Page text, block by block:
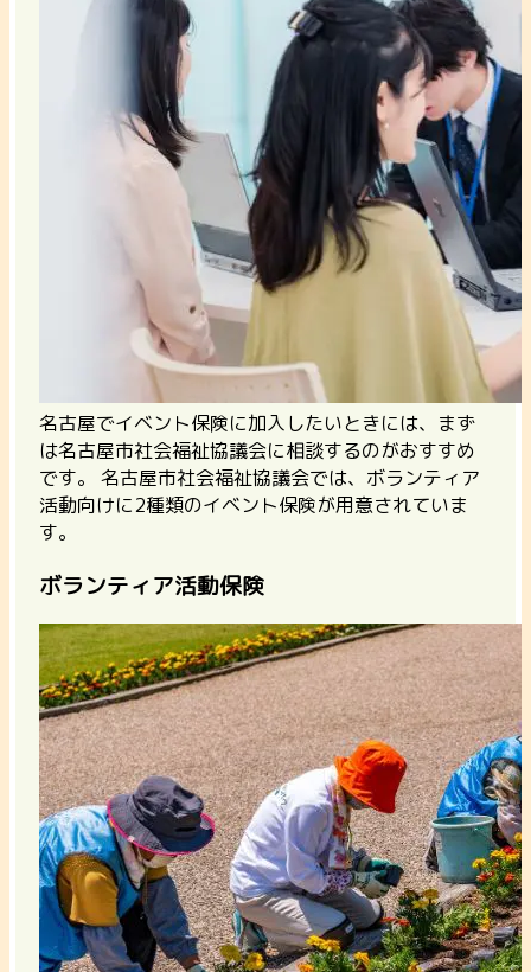
名古屋でイベント保険に加入したいときには、まず
は名古屋市社会福祉協議会に相談するのがおすすめ
です。 名古屋市社会福祉協議会では、ボランティア
活動向けに2種類のイベント保険が用意されていま
す。
ボランティア活動保険